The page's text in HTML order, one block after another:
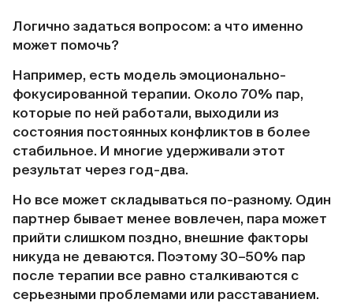
Логично задаться вопросом: а что именно
может помочь?
Например, есть модель эмоционально-
фокусированной терапии. Около 70% пар,
которые по ней работали, выходили из
состояния постоянных конфликтов в более
стабильное. И многие удерживали этот
результат через год-два.
Но все может складываться по-разному. Один
партнер бывает менее вовлечен, пара может
прийти слишком поздно, внешние факторы
никуда не деваются. Поэтому 30–50% пар
после терапии все равно сталкиваются с
серьезными проблемами или расставанием.